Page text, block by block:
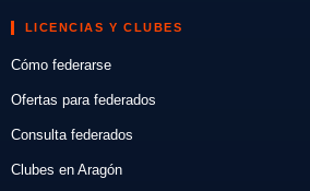
LICENCIAS Y CLUBES
Cómo federarse
Ofertas para federados
Consulta federados
Clubes en Aragón